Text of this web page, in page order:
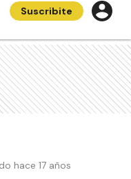
Suscribite
hace 17 años